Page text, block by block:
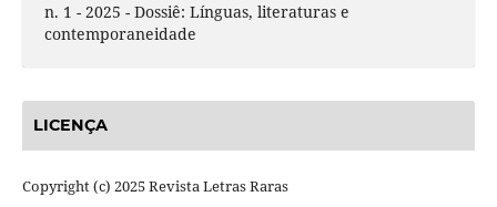
n. 1 - 2025 - Dossiê: Línguas, literaturas e
contemporaneidade
LICENÇA
Copyright (c) 2025 Revista Letras Raras